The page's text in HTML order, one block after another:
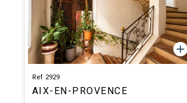
Ref 2929
AIX-EN-PROVENCE